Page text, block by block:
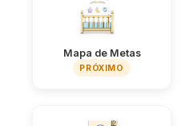
Mapa de Metas
PRÓXIMO